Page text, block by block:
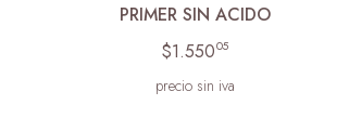
PRIMER SIN ACIDO
$1.55005
precio sin iva